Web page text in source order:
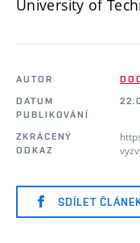
University of
AUTOR
DATUM
PUBLIKOVÁNÍ
ZKRÁCENÝ
ODKAZ
SDÍLET